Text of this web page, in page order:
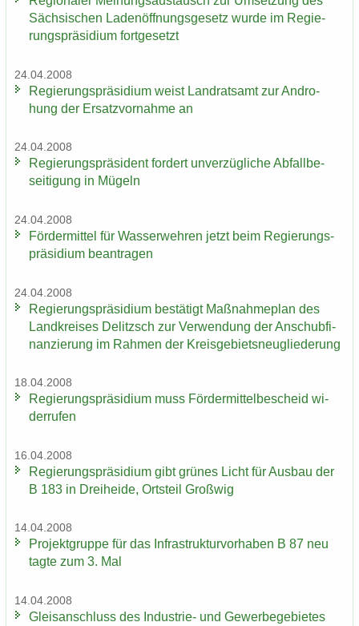
Säch­si­schen La­den­öff­nungs­ge­setz wurde im Re­gie­
rungs­prä­si­di­um fort­ge­setzt
24.04.2008
Re­gie­rungs­prä­si­di­um weist Land­rats­amt zur An­dro­
hung der Er­satz­vor­nah­me an
24.04.2008
Re­gie­rungs­prä­si­dent for­dert un­ver­züg­li­che Ab­fall­be­
sei­ti­gung in Mü­geln
24.04.2008
För­der­mit­tel für Was­ser­weh­ren jetzt beim Re­gie­rungs­
prä­si­di­um be­an­tra­gen
24.04.2008
Re­gie­rungs­prä­si­di­um be­stä­tigt Maß­nah­me­plan des
Land­krei­ses De­litzsch zur Ver­wen­dung der An­schub­fi­
nan­zie­rung im Rah­men der Kreis­ge­biets­neu­glie­de­rung
18.04.2008
Re­gie­rungs­prä­si­di­um muss För­der­mit­tel­be­scheid wi­
der­ru­fen
16.04.2008
Re­gie­rungs­prä­si­di­um gibt grü­nes Licht für Aus­bau der
B 183 in Drei­hei­de, Orts­teil Groß­wig
14.04.2008
Pro­jekt­grup­pe für das In­fra­struk­tur­vor­ha­ben B 87 neu
tagte zum 3. Mal
14.04.2008
Gleis­an­schluss des Industrie-​ und Ge­wer­be­ge­bie­tes